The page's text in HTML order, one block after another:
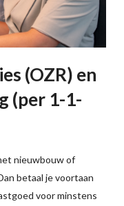
(OZR) en
(per 1-1-
nieuwbouw of
betaal je voortaan
voor minstens